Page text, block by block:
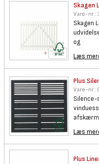
Skagen
Vare-nr.:
Skagen
og
Læs
Plus
Vare-nr.:
Silence-
Læs
Plus